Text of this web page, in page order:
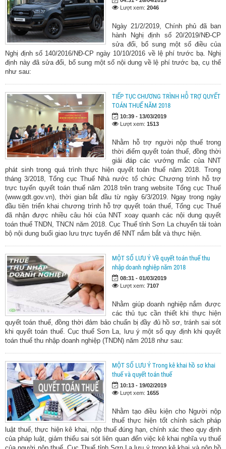
Lượt xem: 2046
Ngày 21/2/2019, Chính phủ đã ban
hành Nghị định số 20/2019/NĐ-CP
sửa đổi, bổ sung một số điều của
Nghị định số 140/2016/NĐ-CP ngày 10/10/2016 về lệ phí trước bạ. Nghị
định này đã sửa đổi, bổ sung một số nội dung về lệ phí trước bạ, cụ thể
như sau:
TIẾP TỤC CHƯƠNG TRÌNH HỖ TRỢ QUYẾT
TOÁN THUẾ NĂM 2018
10:39 - 13/03/2019
Lượt xem: 1513
Nhằm hỗ trợ người nộp thuế trong
thời điểm quyết toán thuế, đồng thời
giải đáp các vướng mắc của NNT
phát sinh trong quá trình thực hiện quyết toán thuế năm 2018. Trong
tháng 3/2018, Tổng cục Thuế Nhà nước tổ chức Chương trình hỗ trợ
trực tuyến quyết toán thuế năm 2018 trên trang website Tổng cục Thuế
(www.gdt.gov.vn), thời gian bắt đầu từ ngày 6/3/2019. Ngay trong ngày
đầu tiên triển khai chương trình hỗ trợ quyết toán thuế, Tổng cục Thuế
đã nhận được nhiều câu hỏi của NNT xoay quanh các nội dung quyết
toán thuế TNDN, TNCN năm 2018. Cục Thuế tỉnh Sơn La chuyển tải toàn
bộ nội dung buổi giao lưu trực tuyến để NNT nắm bắt và thực hiện.
MỘT SỐ LƯU Ý Về quyết toán thuế thu
nhập doanh nghiệp năm 2018
08:31 - 01/03/2019
Lượt xem: 7107
Nhằm giúp doanh nghiệp nắm được
các thủ tục cần thiết khi thực hiện
quyết toán thuế, đồng thời đảm bảo chuẩn bị đầy đủ hồ sơ, tránh sai sót
khi quyết toán thuế. Cục thuế Sơn La, lưu ý một số quy định khi quyết
toán thuế thu nhập doanh nghiệp (TNDN) năm 2018 như sau:
MỘT SỐ LƯU Ý Trong kê khai hồ sơ khai
thuế và quyết toán thuế
10:13 - 19/02/2019
Lượt xem: 1655
Nhằm tạo điều kiện cho Người nộp
thuế thực hiện tốt chính sách pháp
luật thuế, thực hiện kê khai, nộp thuế đúng hạn, chính xác theo quy định
của pháp luật, giảm thiểu sai sót liên quan đến việc kê khai nghĩa vụ thuế